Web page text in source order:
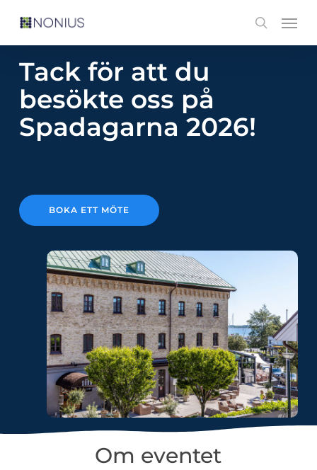
content
search
Menu
Tack för att du
besökte oss på
Spadagarna 2026!
BOKA ETT MÖTE
Om eventet